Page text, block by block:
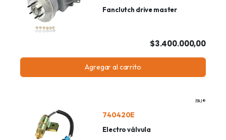
Fanclutch drive master
$3.400.000,00
Agregar al carrito
PAI®
740420E
Electro válvula